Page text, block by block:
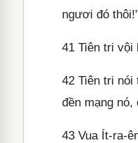
ngươi đó
41 Tiên tri vội
42 Tiên tri nói
đền mạng nó,
43 Vua Ít-ra-